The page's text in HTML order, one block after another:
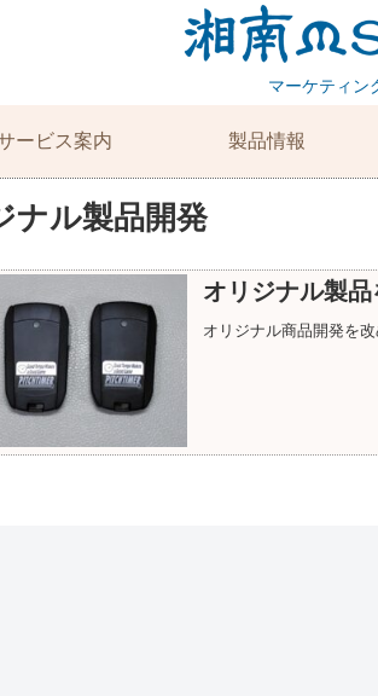
マーケティン
ービス案内 製品情報
ナル製品開発
オリジナル製
オリジナル商品開発を